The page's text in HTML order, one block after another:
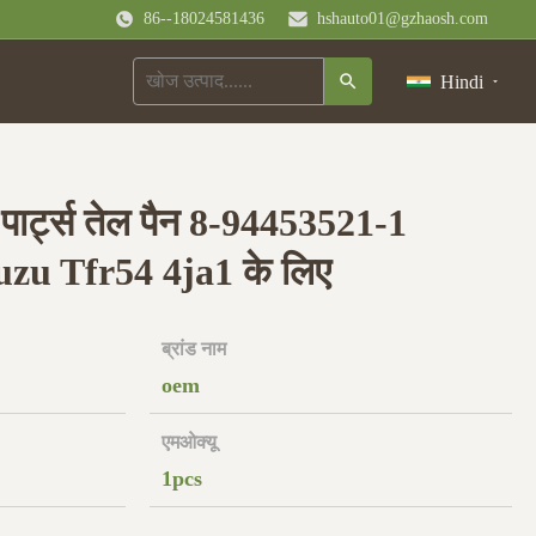
86--18024581436 hshauto01@gzhaosh.com
Hindi
तेल पैन 8-94453521-1
Tfr54 4ja1 के लिए
ब्रांड नाम
oem
एमओक्यू
1pcs